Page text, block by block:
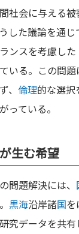
社会に与える
した議論を通じ
ンスを考慮し
いる。この問
、倫理的な選
っている。
生む希望
問題解決には、
黒海沿岸諸国を
究データを共